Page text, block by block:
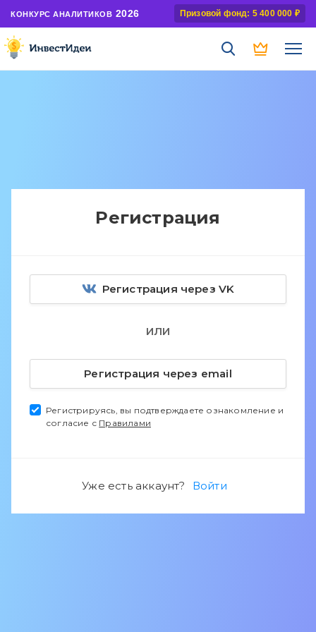
КОНКУРС АНАЛИТИКОВ 2026 Призовой фонд: 5 400 000 ₽
Регистрация
Регистрация через VK
ИЛИ
Регистрация через email
Регистрируясь, вы подтверждаете ознакомление и
согласие с Правилами
Уже есть аккаунт? Войти